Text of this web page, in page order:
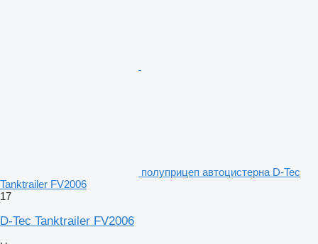
полуприцеп автоцистерна D-Tec
Tanktrailer FV2006
17
D-Tec Tanktrailer FV2006